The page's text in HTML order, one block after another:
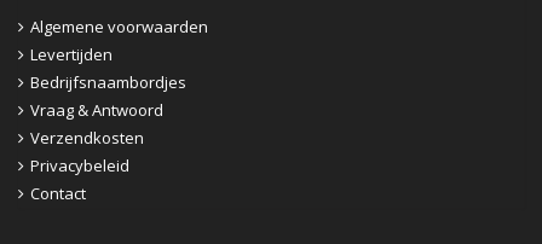
Algemene voorwaarden
Levertijden
Bedrijfsnaambordjes
Vraag & Antwoord
Verzendkosten
Privacybeleid
Contact